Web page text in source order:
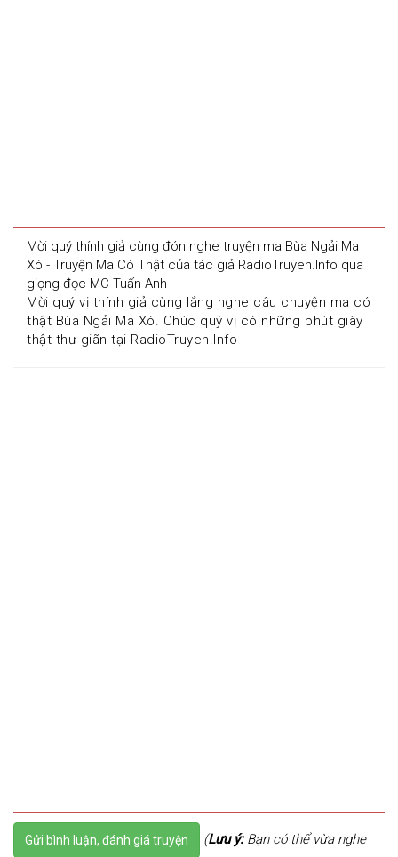
Mời quý thính giả cùng đón nghe truyện ma Bùa Ngải Ma
Xó - Truyện Ma Có Thật của tác giả RadioTruyen.Info qua
giọng đọc MC Tuấn Anh
Mời quý vị thính giả cùng lắng nghe câu chuyện ma có
thật Bùa Ngải Ma Xó. Chúc quý vị có những phút giây
thật thư giãn tại RadioTruyen.Info
Gửi bình luận, đánh giá truyện (Lưu ý:Bạn có thể vừa nghe